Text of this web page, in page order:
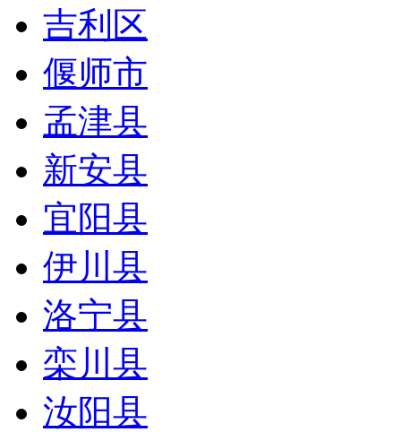
吉利区
偃师市
孟津县
新安县
宜阳县
伊川县
洛宁县
栾川县
汝阳县